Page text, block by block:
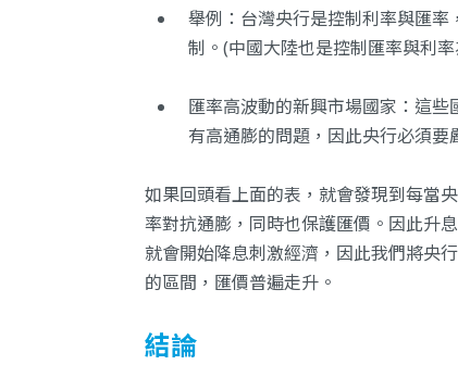
舉例：台灣央行是控制利率與匯
制。(中國大陸也是控制匯率與利
匯率高波動的新興市場國家：這
有高通膨的問題，因此央行必須要
如果回頭看上面的表，就會發現到每當
率對抗通膨，同時也保護匯價。因此升
就會開始降息刺激經濟，因此我們將央
的區間，匯價普遍走升。
結論